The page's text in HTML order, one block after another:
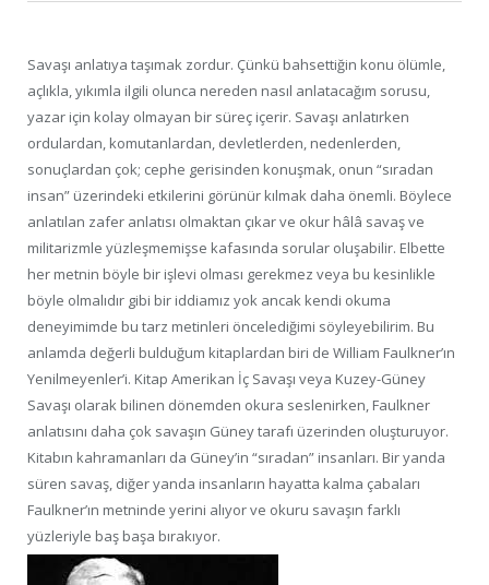
Savaşı anlatıya taşımak zordur. Çünkü bahsettiğin konu ölümle,
açlıkla, yıkımla ilgili olunca nereden nasıl anlatacağım sorusu,
yazar için kolay olmayan bir süreç içerir. Savaşı anlatırken
ordulardan, komutanlardan, devletlerden, nedenlerden,
sonuçlardan çok; cephe gerisinden konuşmak, onun “sıradan
insan” üzerindeki etkilerini görünür kılmak daha önemli. Böylece
anlatılan zafer anlatısı olmaktan çıkar ve okur hâlâ savaş ve
militarizmle yüzleşmemişse kafasında sorular oluşabilir. Elbette
her metnin böyle bir işlevi olması gerekmez veya bu kesinlikle
böyle olmalıdır gibi bir iddiamız yok ancak kendi okuma
deneyimimde bu tarz metinleri öncelediğimi söyleyebilirim. Bu
anlamda değerli bulduğum kitaplardan biri de William Faulkner’ın
Yenilmeyenler’i. Kitap Amerikan İç Savaşı veya Kuzey-Güney
Savaşı olarak bilinen dönemden okura seslenirken, Faulkner
anlatısını daha çok savaşın Güney tarafı üzerinden oluşturuyor.
Kitabın kahramanları da Güney’in “sıradan” insanları. Bir yanda
süren savaş, diğer yanda insanların hayatta kalma çabaları
Faulkner’ın metninde yerini alıyor ve okuru savaşın farklı
yüzleriyle baş başa bırakıyor.